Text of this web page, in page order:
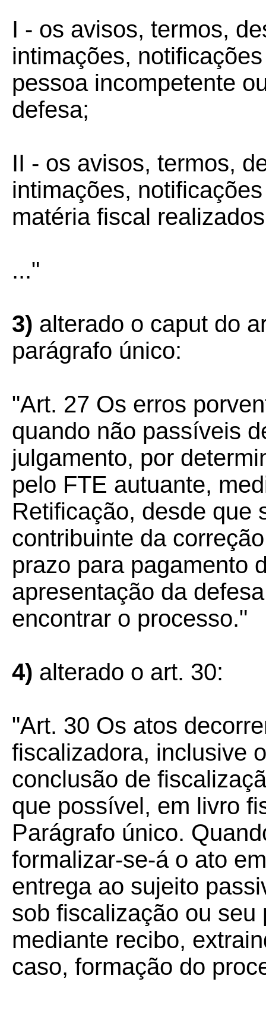
I - os avisos, termos,
intimações,
pessoa incompetente
defesa;
II - os avisos, termos,
intimações,
matéria fiscal
..."
3) alterado o caput do
parágrafo único:
"Art. 27 Os erros
quando não passíveis
julgamento, por
pelo FTE autuante,
Retificação, desde que
contribuinte da
prazo para pagamento
apresentação da
encontrar o processo."
4) alterado o art. 30:
"Art. 30 Os atos
fiscalizadora, inclusive
conclusão de
que possível, em livro
Parágrafo único.
formalizar-se-á o ato
entrega ao sujeito
sob fiscalização ou
mediante recibo,
caso, formação do